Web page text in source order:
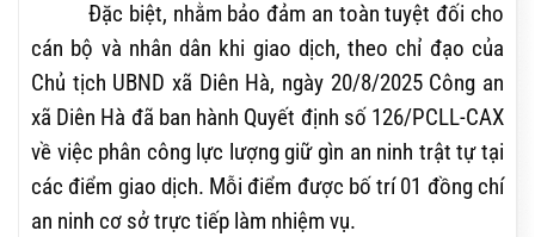
Đặc biệt, nhằm bảo đảm an toàn tuyệt đối cho
cán bộ và nhân dân khi giao dịch, theo chỉ đạo của
Chủ tịch UBND xã Diên Hà, ngày 20/8/2025 Công an
xã Diên Hà đã ban hành Quyết định số 126/PCLL-CAX
về việc phân công lực lượng giữ gìn an ninh trật tự tại
các điểm giao dịch. Mỗi điểm được bố trí 01 đồng chí
an ninh cơ sở trực tiếp làm nhiệm vụ.